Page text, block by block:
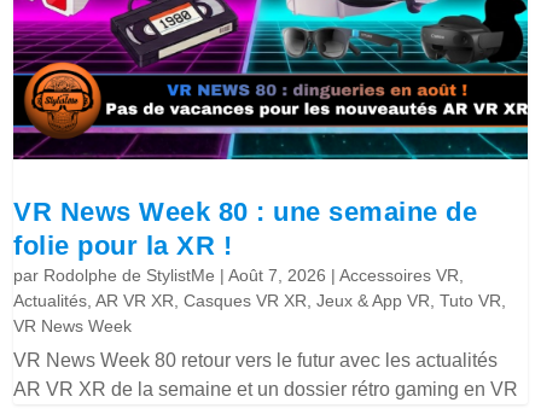
VR News Week 80 : une semaine de
folie pour la XR !
par Rodolphe de StylistMe |Août 7, 2026 |Accessoires VR
Actualités ,AR VR XR ,Casques VR XR ,Jeux & App VR ,Tuto VR
VR News Week
VR News Week 80 retour vers le futur avec les actualités
AR VR XR de la semaine et un dossier rétro gaming en VR